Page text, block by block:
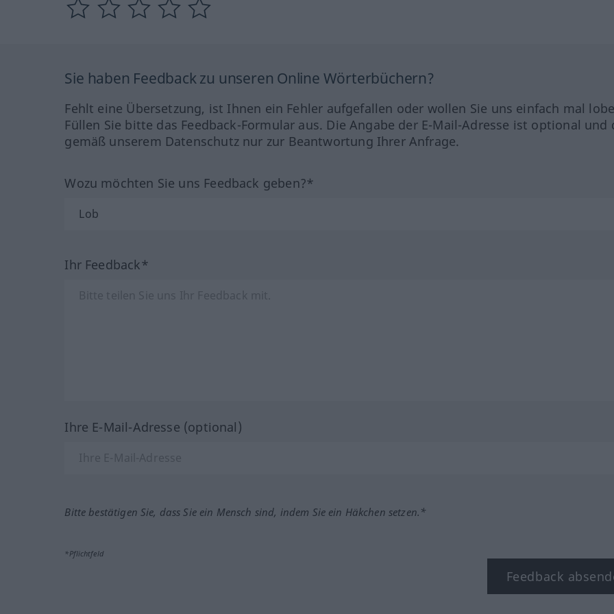
Sie haben Feedback zu unseren Online Wörterbüchern?
Fehlt eine Übersetzung, ist Ihnen ein Fehler aufgefallen oder wollen Sie uns einfach mal
Füllen Sie bitte das Feedback-Formular aus. Die Angabe der E-Mail-Adresse ist optional und
gemäß unserem Datenschutz nur zur Beantwortung Ihrer Anfrage.
Wozu möchten Sie uns Feedback geben?*
Ihr Feedback*
Ihre E-Mail-Adresse (optional)
Bitte bestätigen Sie, dass Sie ein Mensch sind, indem Sie ein Häkchen setzen.*
*Pflichtfeld
Feedback